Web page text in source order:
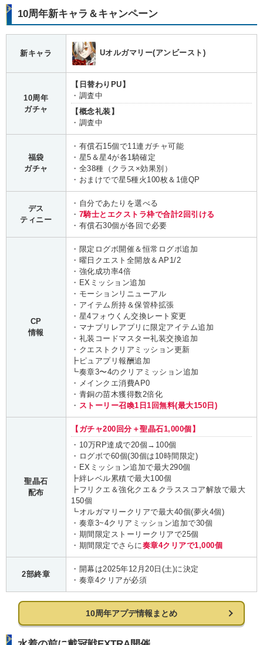
10周年新キャラ＆キャンペーン
新キャラ Uオルガマリー(アンビースト)
10周年
ガチャ
【日替わりPU】
・調査中
【概念礼装】
・調査中
福袋
ガチャ
・有償石15個で11連ガチャ可能
・星5＆星4が各1騎確定
・全38種（クラス×効果別）
・おまけでで星5種火100枚＆1億QP
デス
ティニー
・自分であたりを選べる
・ 7騎士とエクストラ枠で合計2回引ける
・有償石30個が各回で必要
CP
情報
・限定ログボ開催＆恒常ログボ追加
・曜日クエスト全開放＆AP1/2
・強化成功率4倍
・EXミッション追加
・モーションリニューアル
・アイテム所持＆保管枠拡張
・星4フォウくん交換レート変更
・マナプリレアプリに限定アイテム追加
・礼装コードマスター礼装交換追加
・クエストクリアミッション更新
┣ピュアプリ報酬追加
┗奏章3〜4のクリアミッション追加
・メインクエ消費AP0
・青銅の苗木獲得数2倍化
・ ストーリー召喚1日1回無料(最大150日)
聖晶石
配布
【ガチャ200回分＋聖晶石1,000個】
・10万RP達成で20個→100個
・ログボで60個(30個は10時間限定)
・EXミッション追加で最大290個
┣絆レベル累積で最大100個
┣フリクエ＆強化クエ＆クラススコア解放で最大
150個
┗オルガマリークリアで最大40個(夢火4個)
・奏章3~4クリアミッション追加で30個
・期間限定ストーリークリアで25個
・期間限定でさらに 奏章4クリアで1,000個
2部終章
・開幕は2025年12月20日(土)に決定
・奏章4クリアが必須
10周年アプデ情報まとめ